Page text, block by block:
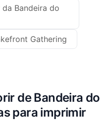
Bandeira do
Gathering
de Bandeira do
para imprimir